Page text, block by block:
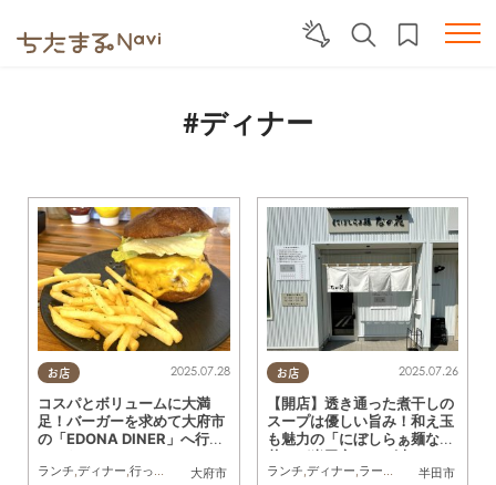
#ディナー
お店
大府市
2025.07.28
コスパとボリュームに大満
足！バーガーを求めて大府市
の「EDONA DINER」へ行っ
ランチ ディナー 行ってみたレポ ,家族 おひとりさま,KURUTOHP
お店
半田市
2025.07.26
【開店】透き通った煮干しの
スープは優しい旨み！和え玉
も魅力の「にぼしらぁ麺なの
花」が半田市に7/3(木)オー
プン
ランチ ディナー ラーメン 開店,まちネタ